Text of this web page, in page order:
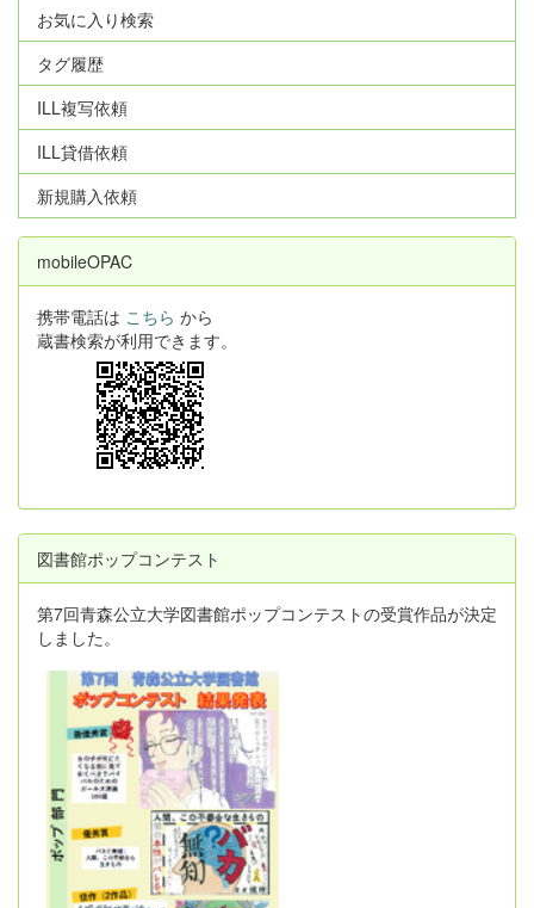
お気に入り検索
タグ履歴
ILL複写依頼
ILL貸借依頼
新規購入依頼
mobileOPAC
携帯電話は こちら から
蔵書検索が利用できます。
図書館ポップコンテスト
第7回青森公立大学図書館ポップコンテストの受賞作品が決定
しました。